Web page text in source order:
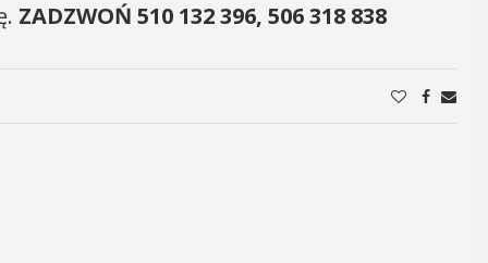
ZADZWOŃ 510 132 396, 506 318 838
W piątek 15 maja w Muzeum
Między godz. 17 a 23 na przybyłych